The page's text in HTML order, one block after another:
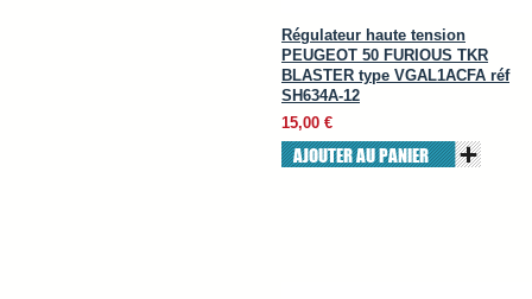
Régulateur haute tension
PEUGEOT 50 FURIOUS TKR
BLASTER type VGAL1ACFA réf
SH634A-12
15,00 €
AJOUTER AU PANIER